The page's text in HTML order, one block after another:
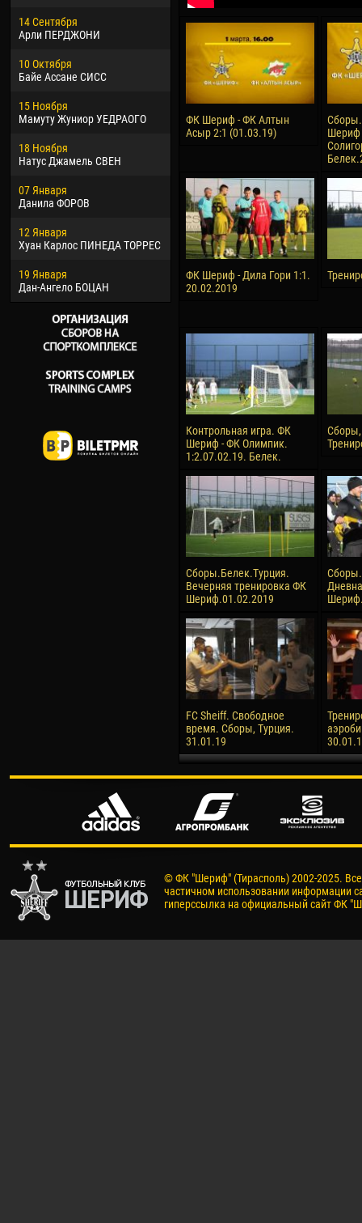
14 Сентября
Арли ПЕРДЖОНИ
10 Октября
Байе Ассане СИСС
15 Ноября
Мамуту Жуниор УЕДРАОГО
18 Ноября
Натус Джамель СВЕН
07 Января
Данила ФОРОВ
12 Января
Хуан Карлос ПИНЕДА ТОРРЕС
19 Января
Дан-Ангело БОЦАН
24 Февраля
Владислав КОСТИН
02 Марта
Вячеслав КОЗМА
Эммануэль АФЕТСЕ
20 Марта
22 Марта
Самба КОНЕ
26 Марта
Витор Уго Морайс де
ОЛИВЕЙРА
28 Марта
Раи ЛОПЕС ДЕ ОЛИВЕЙРА
24
24
28
10
15
ФК Шериф - ФК Алтын
Асыр 2:1 (01.03.19)
Шериф
ФК Шериф - Дила Гори 1:1.
20.02.2019
Контрольная игра. ФК
Шериф - ФК Олимпик.
1:2.07.02.19. Белек.
Сборы.Белек.Турция.
Вечерняя тренировка ФК
Шериф.01.02.2019
FC Sheiff. Свободное
время. Сборы, Турция.
31.01.19
© ФК "Шериф" (Тирасполь) 2002-2025.
частичном использовании информации
гиперссылка на официальный сайт ФК